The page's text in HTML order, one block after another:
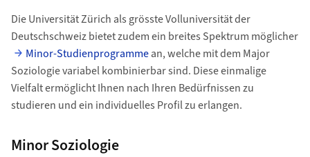
Die Universität Zürich als grösste Volluniversität der
Deutschschweiz bietet zudem ein breites Spektrum möglicher
Minor-Studienprogrammean, welche mit dem Major
Soziologie variabel kombinierbar sind. Diese einmalige
Vielfalt ermöglicht Ihnen nach Ihren Bedürfnissen zu
studieren und ein individuelles Profil zu erlangen.
Minor Soziologie